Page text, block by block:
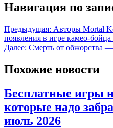
Навигация по
Предыдущая: Авторы Mortal
появления в игре камео-
Далее: Смерть от обжорства —
Похожие новости
Бесплатные игры
которые надо
июль 2026